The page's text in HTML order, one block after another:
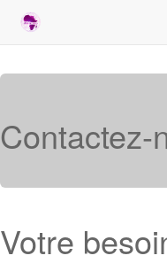
Contactez-
Votre